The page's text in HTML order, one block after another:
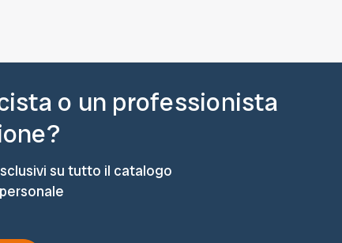
o un professionista
su tutto il catalogo